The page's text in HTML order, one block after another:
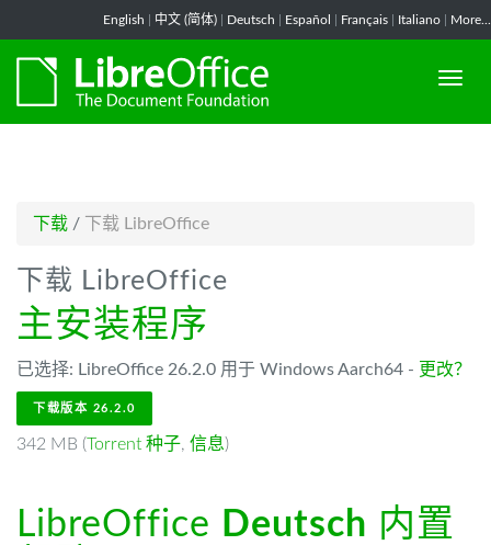
English 中文 (简体) Deutsch Español Français Italiano More...
下载 / 下载 LibreOffice
下载 LibreOffice
主安装程序
已选择: LibreOffice 26.2.0 用于 Windows Aarch64 - 更改？
下载版本 26.2.0
342 MB (Torrent 种子, 信息)
LibreOffice Deutsch 内置